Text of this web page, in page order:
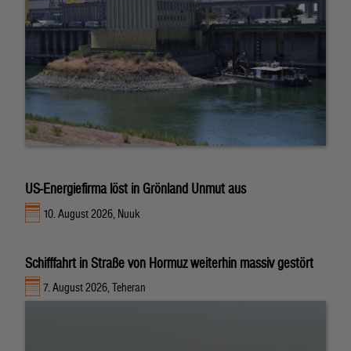
US-Energiefirma löst in Grönland Unmut aus
10. August 2026, Nuuk
Schifffahrt in Straße von Hormuz weiterhin massiv gestört
7. August 2026, Teheran